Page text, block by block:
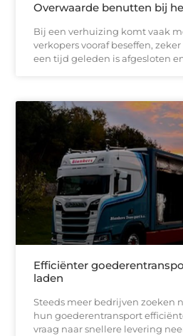
Overwaarde benutten bij
Bij een verhuizing komt vaak
verkopers vooraf beseffen,
een tijd geleden is afgesloten
Efficiënter
laden
Steeds meer bedrijven zoeken
hun goederentransport
vraag naar snellere levering